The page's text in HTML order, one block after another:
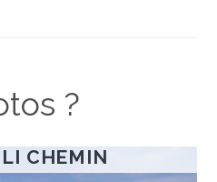
?
CHEMIN